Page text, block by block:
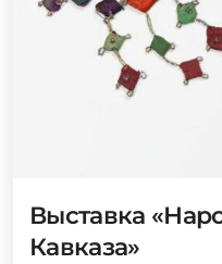
Выставка
Кавказа»